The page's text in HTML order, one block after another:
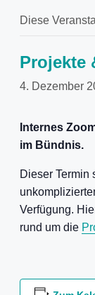
Diese
Projekte
4. Dezember
Internes
im Bündnis.
Dieser Termin
Verfügung.
rund um die